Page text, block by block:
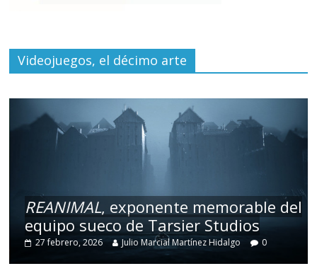
Videojuegos, el décimo arte
REANIMAL, exponente memorable del
equipo sueco de Tarsier Studios
27 febrero, 2026 Julio Marcial Martínez Hidalgo 0